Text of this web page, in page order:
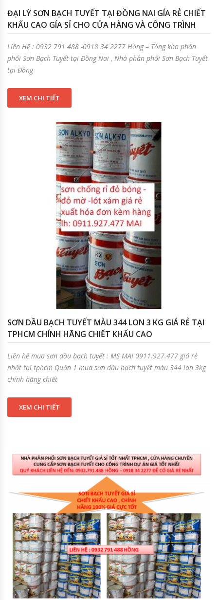
ĐẠI LÝ SƠN BẠCH TUYẾT TẠI ĐỒNG NAI GÍA RẺ CHIẾT
KHẤU CAO GÍA SỈ CHO CỬA HÀNG VÀ CÔNG TRÌNH
Liên Hệ : 0932 791 488 -0918 34 2277 Hồng – Tổng kho phân
phối Sơn Bạch Tuyết tại Đồng Nai , Nhà phân phối Sơn Bạch Tuyết
tại Đồng
XEM CHI TIẾT
SƠN DẦU BẠCH TUYẾT MÀU 344 LON 3 KG GIÁ RẺ TẠI
TPHCM CHÍNH HÃNG CHIẾT KHẤU CAO
Liên hệ mua sơn dầu bạch tuyết : MS MAI 0911.927.477 giá rẻ
nhất tại tphcm Quận 1 mua sơn dầu bạch tuyết màu 344 lon 3kg
chính hãng chiết
XEM CHI TIẾT